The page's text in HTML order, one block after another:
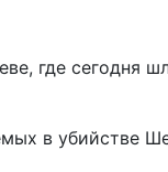
где сегодня
в убийстве